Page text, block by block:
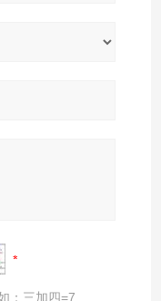
：三加四=7